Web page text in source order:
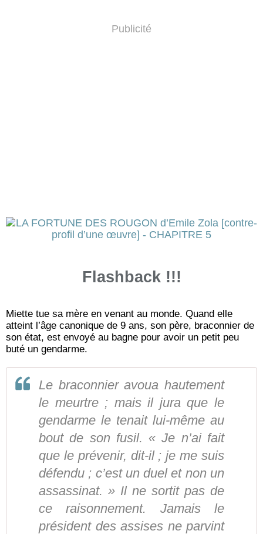
Publicité
Flashback !!!
Miette tue sa mère en venant au monde. Quand elle
atteint l’âge canonique de 9 ans, son père, braconnier de
son état, est envoyé au bagne pour avoir un petit peu
buté un gendarme.
Le braconnier avoua hautement
le meurtre ; mais il jura que le
gendarme le tenait lui-même au
bout de son fusil. « Je n’ai fait
que le prévenir, dit-il ; je me suis
défendu ; c’est un duel et non un
assassinat. » Il ne sortit pas de
ce raisonnement. Jamais le
président des assises ne parvint